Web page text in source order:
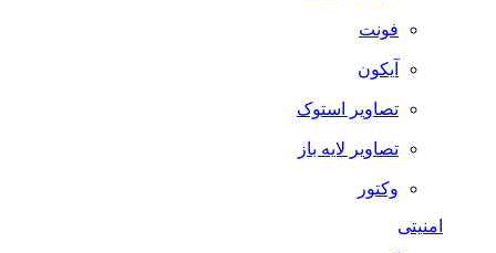
فونت
آیکون
تصاویر استوک
تصاویر لایه باز
وکتور
امنیتی